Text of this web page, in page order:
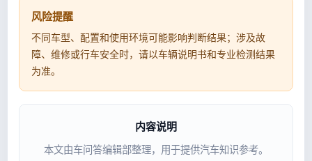
风险提醒
不同车型、配置和使用环境可能影响判断结果；涉及故
障、维修或行车安全时，请以车辆说明书和专业检测结果
为准。
内容说明
本文由车问答编辑部整理，用于提供汽车知识参考。